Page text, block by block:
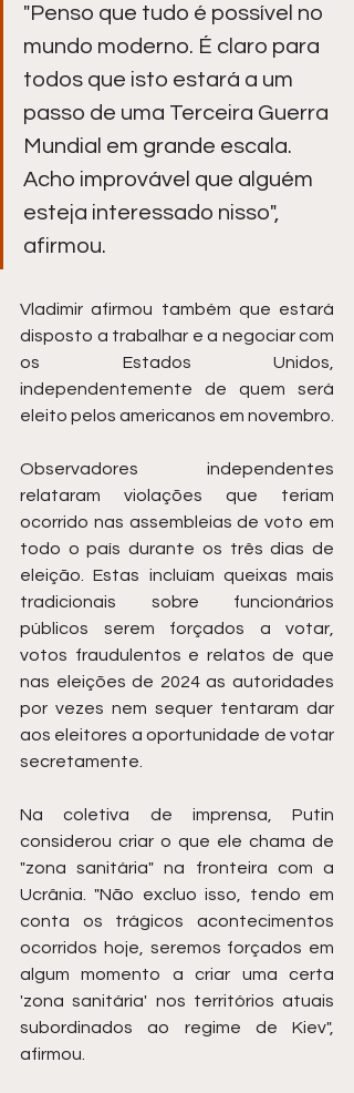
"Penso que tudo é possível no
mundo moderno. É claro para
todos que isto estará a um
passo de uma Terceira Guerra
Mundial em grande escala.
Acho improvável que alguém
esteja interessado nisso",
afirmou.
Vladimir afirmou também que estará
disposto a trabalhar e a negociar com
os Estados Unidos,
independentemente de quem será
eleito pelos americanos em novembro.
Observadores independentes
relataram violações que teriam
ocorrido nas assembleias de voto em
todo o país durante os três dias de
eleição. Estas incluíam queixas mais
tradicionais sobre funcionários
públicos serem forçados a votar,
votos fraudulentos e relatos de que
nas eleições de 2024 as autoridades
por vezes nem sequer tentaram dar
aos eleitores a oportunidade de votar
secretamente.
Na coletiva de imprensa, Putin
considerou criar o que ele chama de
"zona sanitária" na fronteira com a
Ucrânia. "Não excluo isso, tendo em
conta os trágicos acontecimentos
ocorridos hoje, seremos forçados em
algum momento a criar uma certa
'zona sanitária' nos territórios atuais
subordinados ao regime de Kiev",
afirmou.